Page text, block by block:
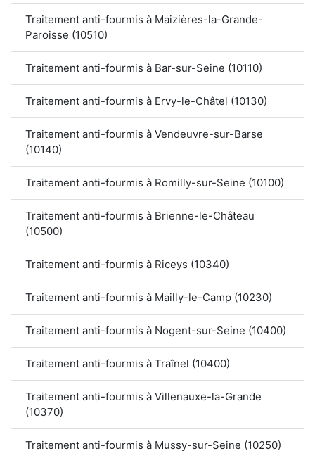
Traitement anti-fourmis à Maizières-la-Grande-
Paroisse (10510)
Traitement anti-fourmis à Bar-sur-Seine (10110)
Traitement anti-fourmis à Ervy-le-Châtel (10130)
Traitement anti-fourmis à Vendeuvre-sur-Barse
(10140)
Traitement anti-fourmis à Romilly-sur-Seine (10100)
Traitement anti-fourmis à Brienne-le-Château
(10500)
Traitement anti-fourmis à Riceys (10340)
Traitement anti-fourmis à Mailly-le-Camp (10230)
Traitement anti-fourmis à Nogent-sur-Seine (10400)
Traitement anti-fourmis à Traînel (10400)
Traitement anti-fourmis à Villenauxe-la-Grande
(10370)
Traitement anti-fourmis à Mussy-sur-Seine (10250)